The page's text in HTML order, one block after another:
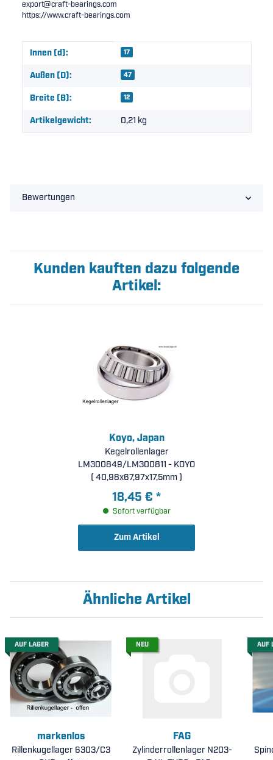
export@craft-bearings.com
https://www.craft-bearings.com
Produkteigenschaft
Wert
Innen (d): 17
Außen (D): 47
Breite (B): 12
Artikelgewicht: 0,21 kg
Bewertungen
Kunden kauften dazu folgende
Artikel:
Koyo, Japan
Kegelrollenlager
LM300849/LM300811 - KOYO
( 40,98x67,97x17,5mm )
18,45 € *
Sofort verfügbar
Zum Artikel
Ähnliche Artikel
AUF LAGER
markenlos
Rillenkugellager 6303/C3
NEU
FAG
Zylinderrollenlager N203-
AUF